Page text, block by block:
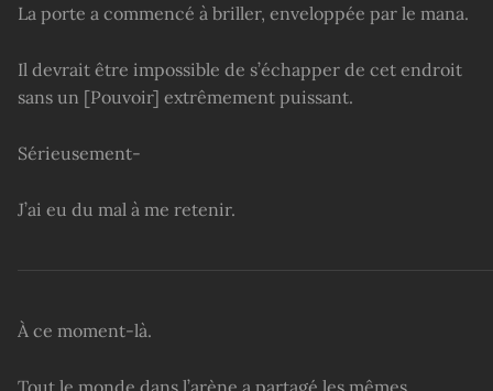
La porte a commencé à briller, enveloppée par le mana.
Il devrait être impossible de s’échapper de cet endroit
sans un [Pouvoir] extrêmement puissant.
Sérieusement-
J’ai eu du mal à me retenir.
À ce moment-là.